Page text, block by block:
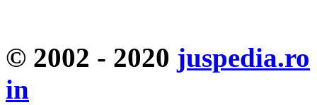
© 2002 - 2020 juspedia.ro
in